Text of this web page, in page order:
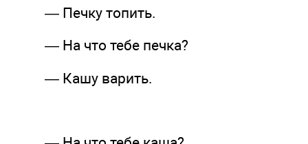
— Печку топить.
— На что тебе печка?
— Кашу варить.